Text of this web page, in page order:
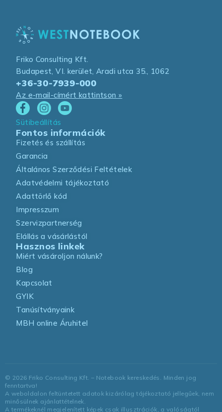
Friko Consulting Kft.
Budapest, VI. kerület, Aradi utca 35., 1062
+36-30-7939-000
Az e-mail-címért kattintson »
Sütibeállítás
Fontos információk
Fizetés és szállítás
Garancia
Általános Szerződési Feltételek
Adatvédelmi tájékoztató
Adattörlő kód
Impresszum
Szervizpartnerség
Elállás a vásárlástól
Hasznos linkek
Miért vásároljon nálunk?
Blog
Kapcsolat
GYIK
Tanúsítványaink
MBH online Áruhitel
© 2026 Friko Consulting Kft. – Notebook kereskedés. Minden jog
fenntartva!
A weboldalon feltüntetett adatok kizárólag tájékoztató jellegűek, nem
minősülnek ajánlattételnek.
A termékeknél megjelenített képek csak illusztrációk, a valóságtól